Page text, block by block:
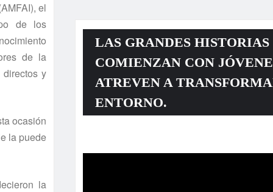
el
de los
de la
directos y
ocasión
la puede
la
LAS GRANDES HISTORIAS
COMIENZAN CON
ATREVEN A
ENTORNO.